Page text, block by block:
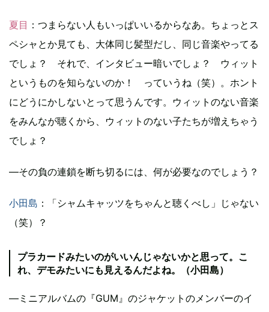
夏目 ：つまらない人もいっぱいいるからなあ。ちょっとス
ペシャとか見ても、大体同じ髪型だし、同じ音楽やってる
でしょ？ それで、インタビュー暗いでしょ？ ウィット
というものを知らないのか！ っていうね（笑）。ホント
にどうにかしないとって思うんです。ウィットのない音楽
をみんなが聴くから、ウィットのない子たちが増えちゃう
でしょ？
―その負の連鎖を断ち切るには、何が必要なのでしょう？
小田島 ：「シャムキャッツをちゃんと聴くべし」じゃない
（笑）？
プラカードみたいのがいいんじゃないかと思って。こ
れ、デモみたいにも見えるんだよね。（小田島）
―ミニアルバムの『GUM』のジャケットのメンバーのイ